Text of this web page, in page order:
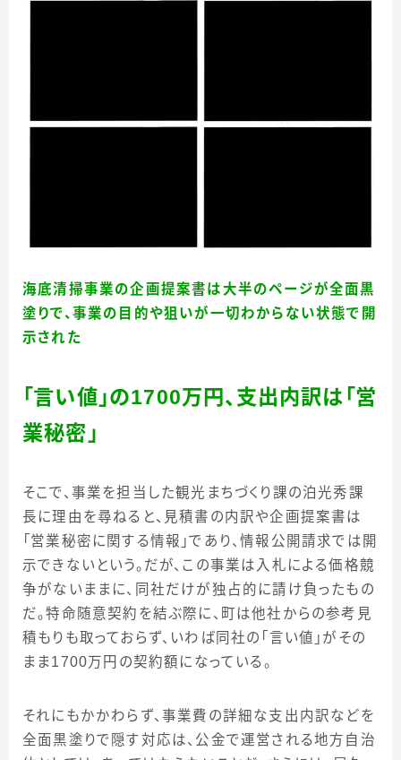
海底清掃事業の企画提案書は大半のページが全面黒
塗りで、事業の目的や狙いが一切わからない状態で開
示された
「言い値」の1700万円、支出内訳は「営
業秘密」
そこで、事業を担当した観光まちづくり課の泊光秀課
長に理由を尋ねると、見積書の内訳や企画提案書は
「営業秘密に関する情報」であり、情報公開請求では開
示できないという。だが、この事業は入札による価格競
争がないままに、同社だけが独占的に請け負ったもの
だ。特命随意契約を結ぶ際に、町は他社からの参考見
積もりも取っておらず、いわば同社の「言い値」がその
まま1700万円の契約額になっている。
それにもかかわらず、事業費の詳細な支出内訳などを
全面黒塗りで隠す対応は、公金で運営される地方自治